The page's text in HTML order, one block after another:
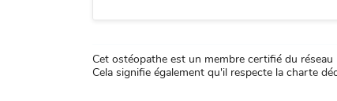
Cet ostéopathe est un membre certifié du
Cela signifie également qu'il respecte la charte